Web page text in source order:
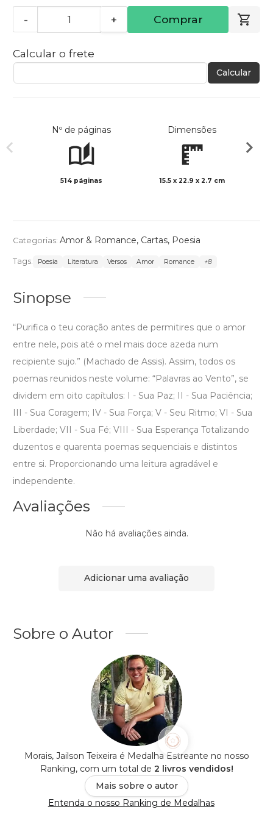
- + Comprar
Calcular o frete
Calcular
Nº de páginas
514 páginas
Dimensões
15.5 x 22.9 x 2.7 cm
Categorias: Amor & Romance, Cartas, Poesia
Tags: Poesia Literatura Versos Amor Romance +8
Sinopse
“Purifica o teu coração antes de permitires que o amor
entre nele, pois até o mel mais doce azeda num
recipiente sujo.” (Machado de Assis). Assim, todos os
poemas reunidos neste volume: “Palavras ao Vento”, se
dividem em oito capítulos: I - Sua Paz; II - Sua Paciência;
III - Sua Coragem; IV - Sua Força; V - Seu Ritmo; VI - Sua
Liberdade; VII - Sua Fé; VIII - Sua Esperança Totalizando
duzentos e quarenta poemas sequenciais e distintos
entre si. Proporcionando uma leitura agradável e
independente.
Avaliações
Não há avaliações ainda.
Adicionar uma avaliação
Sobre o Autor
Morais, Jailson Teixeira é Medalha Estreante no nosso
Ranking, com um total de 2 livros vendidos!
Mais sobre o autor
Entenda o nosso Ranking de Medalhas